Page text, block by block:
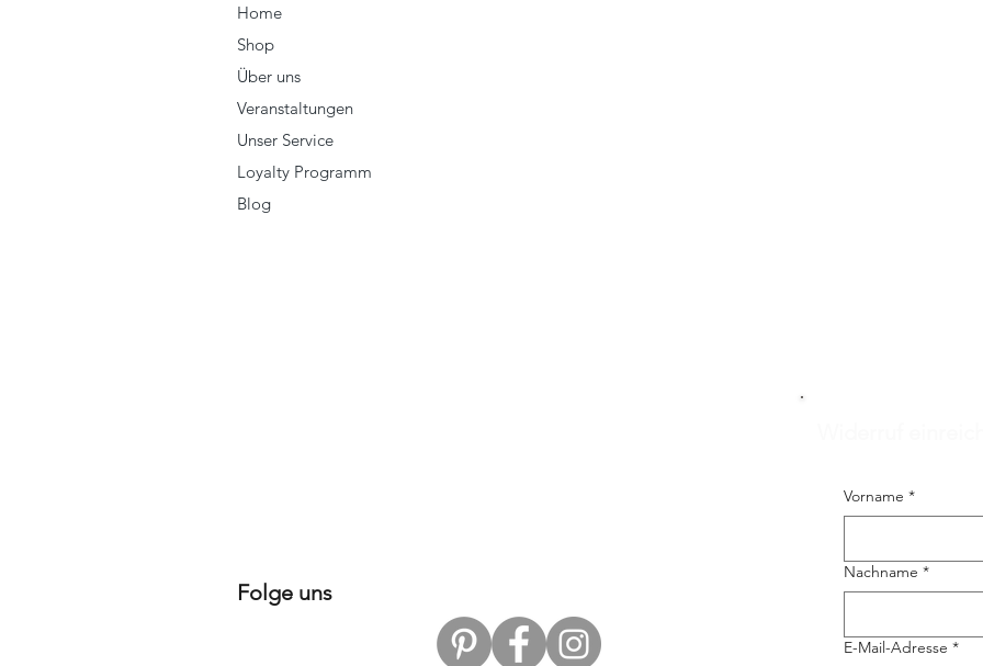
Home
Shop
Über uns
Veranstaltungen
Unser Service
Loyalty Programm
Blog
Folge uns
Vorname *
Nachname *
E-Mail-Adresse *